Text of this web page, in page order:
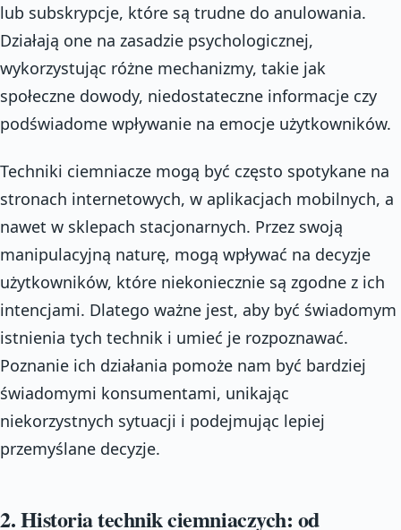
lub subskrypcje, które są trudne do anulowania.
Działają one na zasadzie psychologicznej,
wykorzystując różne mechanizmy, takie jak
społeczne dowody, niedostateczne informacje czy
podświadome wpływanie na emocje użytkowników.
Techniki ciemniacze mogą być często spotykane na
stronach internetowych, w aplikacjach mobilnych, a
nawet w sklepach stacjonarnych. Przez swoją
manipulacyjną naturę, mogą wpływać na decyzje
użytkowników, które niekoniecznie są zgodne z ich
intencjami. Dlatego ważne jest, aby być świadomym
istnienia tych technik i umieć je rozpoznawać.
Poznanie ich działania pomoże nam być bardziej
świadomymi konsumentami, unikając
niekorzystnych sytuacji i podejmując lepiej
przemyślane decyzje.
2. Historia technik ciemniaczych: od